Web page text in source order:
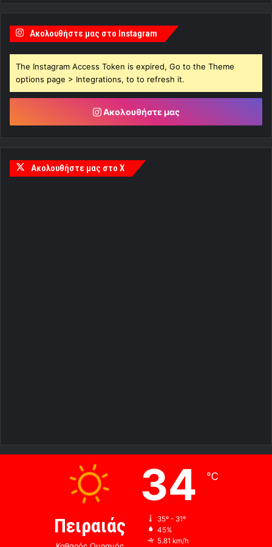
Ακολουθήστε μας στο Instagram
The Instagram Access Token is expired, Go to the Theme
options page > Integrations, to to refresh it.
Ακολουθήστε μας
Ακολουθήστε μας στο X
Πειραιάς
34 ℃
35º - 31º
45%
5.81 km/h